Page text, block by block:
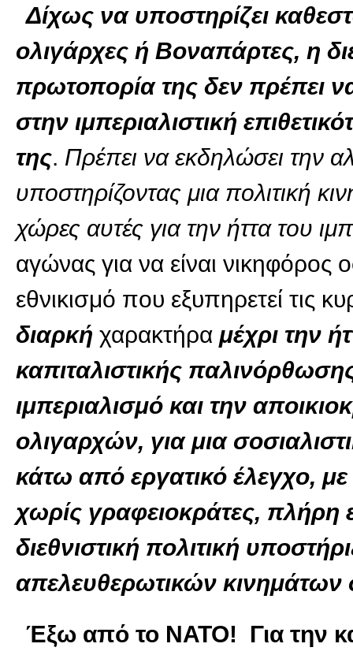
Δίχως να υποστηρίζει
ολιγάρχες ή Βοναπάρτες, η
πρωτοπορία της δεν πρέπει
στην ιμπεριαλιστική
της. Πρέπει να εκδηλώσει την
υποστηρίζοντας μια πολιτική
χώρες αυτές για την ήττα του
αγώνας για να είναι νικηφόρος
εθνικισμό που εξυπηρετεί τις
διαρκή χαρακτήρα μέχρι την
καπιταλιστικής
ιμπεριαλισμό και την
ολιγαρχών, για μια
κάτω από εργατικό έλεγχο,
χωρίς γραφειοκράτες, πλήρη
διεθνιστική πολιτική
απελευθερωτικών κινημάτων
Έξω από το ΝΑΤΟ! Για την